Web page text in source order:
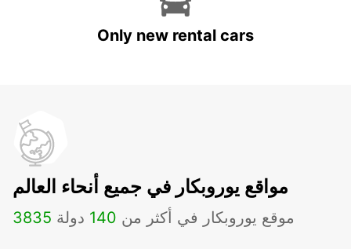
Only new rental cars
مواقع يوروبكار في جميع أنحاء العالم
3835 موقع يوروبكار في أكثر من 140 دولة